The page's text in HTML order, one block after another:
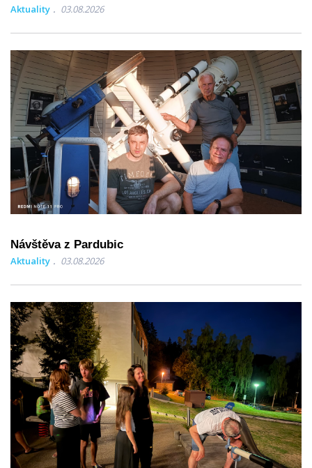
Aktuality 03.08.2026
Návštěva z Pardubic
Aktuality 03.08.2026